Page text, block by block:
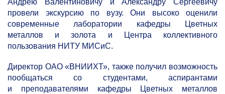
Андрею Валентиновичу и Александру Сергеевичу
провели экскурсию по вузу. Они высоко оценили
современные лаборатории кафедры Цветных
металлов и золота и Центра коллективного
пользования НИТУ МИСиС.
Директор ОАО «ВНИИХТ», также получил возможность
пообщаться со студентами, аспирантами
и преподавателями кафедры Цветных металлов